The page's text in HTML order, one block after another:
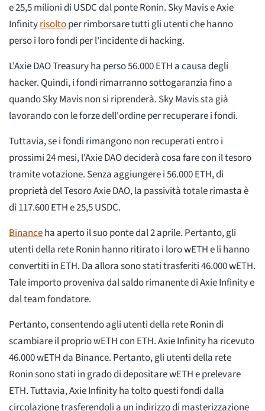
e 25,5 milioni di USDC dal ponte Ronin. Sky Mavis e Axie
Infinityrisoltoper rimborsare tutti gli utenti che hanno
perso i loro fondi per l'incidente di hacking.
L'Axie DAO Treasury ha perso 56.000 ETH a causa degli
hacker. Quindi, i fondi rimarranno sottogaranzia fino a
quando Sky Mavis non si riprenderà. Sky Mavis sta già
lavorando con le forze dell'ordine per recuperare i fondi.
Tuttavia, se i fondi rimangono non recuperati entro i
prossimi 24 mesi, l'Axie DAO deciderà cosa fare con il tesoro
tramite votazione. Senza aggiungere i 56.000 ETH, di
proprietà del Tesoro Axie DAO, la passività totale rimasta è
di 117.600 ETH e 25,5 USDC.
Binanceha aperto il suo ponte dal 2 aprile. Pertanto, gli
utenti della rete Ronin hanno ritirato i loro wETH e li hanno
convertiti in ETH. Da allora sono stati trasferiti 46.000 wETH.
Tale importo proveniva dal saldo rimanente di Axie Infinity e
dal team fondatore.
Pertanto, consentendo agli utenti della rete Ronin di
scambiare il proprio wETH con ETH. Axie Infinity ha ricevuto
46.000 wETH da Binance. Pertanto, gli utenti della rete
Ronin sono stati in grado di depositare wETH e prelevare
ETH. Tuttavia, Axie Infinity ha tolto questi fondi dalla
circolazione trasferendoli a un indirizzo di masterizzazione